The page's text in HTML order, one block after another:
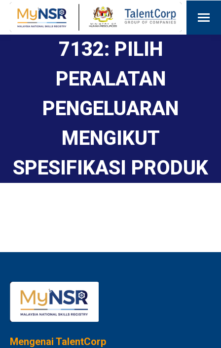
7132: PILIH
PERALATAN
PENGELUARAN
MENGIKUT
SPESIFIKASI PRODUK
Mengenai TalentCorp